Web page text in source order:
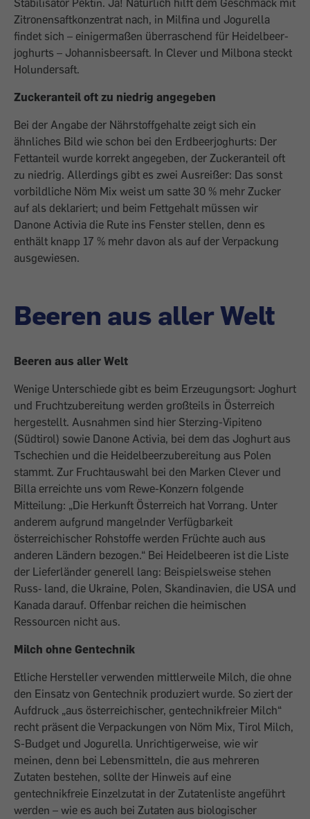
Stabilisator Pektin. Ja! Natürlich hilft dem Geschmack mit
Zitronensaftkonzentrat nach, in Milfina und Jogurella
findet sich – ­einigermaßen überraschend für Heidelbeer­
joghurts – Johannisbeersaft. In Clever und Milbona steckt
Holundersaft.
Zuckeranteil oft zu niedrig angegeben
Bei der Angabe der Nährstoffgehalte zeigt sich ein
ähnliches Bild wie schon bei den Erdbeerjoghurts: Der
Fettanteil wurde korrekt angegeben, der Zuckeranteil oft
zu niedrig. Allerdings gibt es zwei Ausreißer: Das sonst
vorbildliche Nöm Mix weist um satte 30 % mehr Zucker
auf als deklariert; und beim Fettgehalt müssen wir
Danone Activia die Rute ins Fenster stellen, denn es
enthält knapp 17 % mehr davon als auf der Verpackung
ausgewiesen.
Beeren aus aller Welt
Beeren aus aller Welt
Wenige Unterschiede gibt es beim Erzeugungsort: Joghurt
und Fruchtzubereitung werden großteils in Österreich
hergestellt. Ausnahmen sind hier Sterzing-Vipiteno
(Südtirol) sowie Danone Activia, bei dem das Joghurt aus
Tschechien und die Heidelbeerzubereitung aus Polen
stammt. Zur Fruchtauswahl bei den Marken Clever und
Billa erreichte uns vom Rewe-Konzern folgende
Mitteilung: „Die Herkunft Österreich hat Vorrang. Unter
anderem aufgrund mangelnder Verfügbarkeit
österreichischer Rohstoffe werden Früchte auch aus
anderen Ländern bezogen.“ Bei Heidelbeeren ist die Liste
der Lieferländer generell lang: Beispielsweise stehen
Russ‑ land, die Ukraine, Polen, Skandinavien, die USA und
Kanada darauf. Offenbar reichen die heimischen
Ressourcen nicht aus.
Milch ohne Gentechnik
Etliche Hersteller verwenden mittlerweile Milch, die ohne
den Einsatz von Gentechnik produziert wurde. So ziert der
Aufdruck „aus österreichischer, gentechnikfreier Milch“
recht präsent die Verpackungen von Nöm Mix, Tirol Milch,
S-Budget und Jogurella. Unrichtigerweise, wie wir
meinen, denn bei Lebensmitteln, die aus mehreren
Zutaten bestehen, sollte der Hinweis auf eine
gentechnikfreie Einzelzutat in der Zutatenliste angeführt
werden – wie es auch bei Zutaten aus biologischer